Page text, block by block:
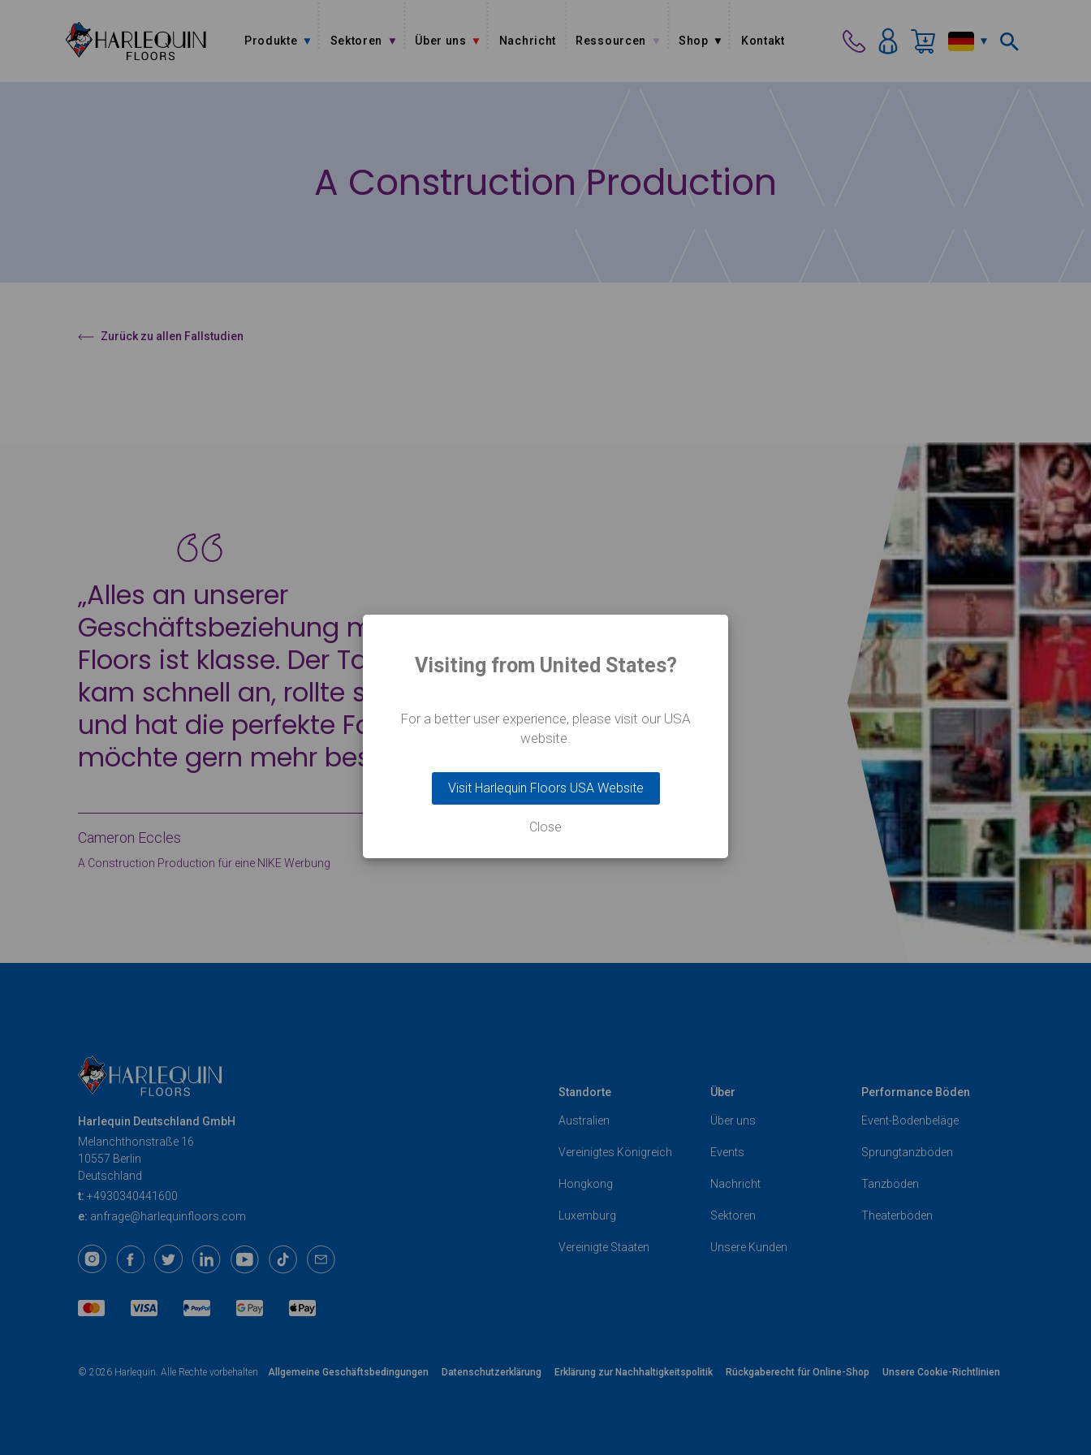
Produkte Sektoren Über uns Nachricht Ressourcen Shop Kontakt
A Construction Production
Zurück zu allen Fallstudien
„Alles an unserer
Geschäftsbeziehung mit Harlequin
Floors ist klasse. Der Tanzteppich
kam schnell an, rollte sich flach aus
und hat die perfekte Farbe. Ich
möchte gern mehr bestellen!“
Cameron Eccles
A Construction Production für eine NIKE Werbung
Harlequin Deutschland GmbH
Melanchthonstraße 16
10557 Berlin
Deutschland
t: +4930340441600
e: anfrage@harlequinfloors.com
Standorte
Australien
Vereinigtes Königreich
Hongkong
Luxemburg
Vereinigte Staaten
Über
Über uns
Events
Nachricht
Sektoren
Unsere Kunden
Performance Böden
Event-Bodenbeläge
Sprungtanzböden
Tanzböden
Theaterböden
© 2026 Harlequin. Alle Rechte vorbehalten Allgemeine Geschäftsbedingungen Datenschutzerklärung Erklärung zur Nachhaltigkeitspolitik Rückgaberecht für Online-Shop Unsere Cookie-Richtlinien
Visiting from United States?
For a better user experience, please visit our USA
website.
Visit Harlequin Floors USA Website
Close